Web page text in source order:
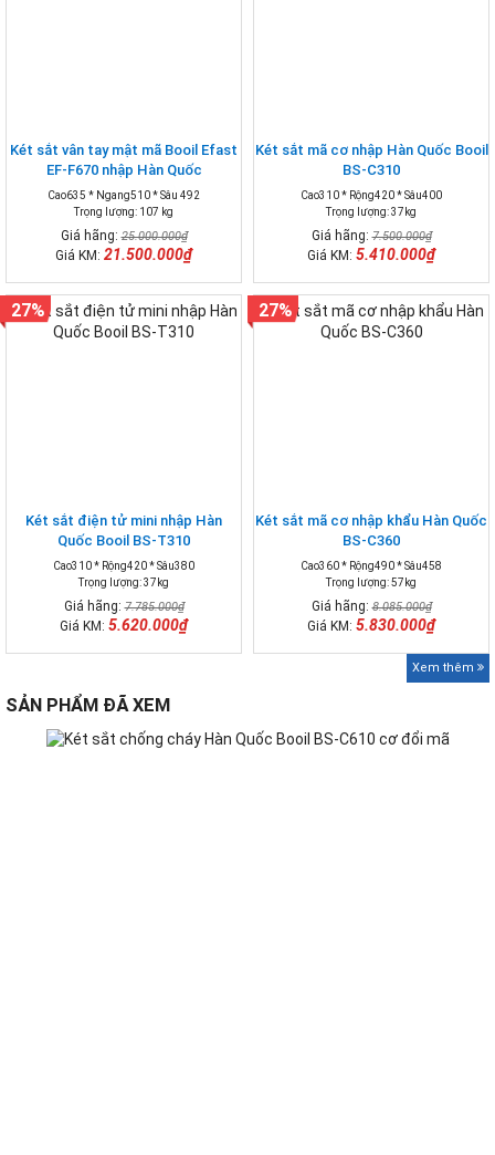
Két sắt vân tay mật mã Booil Efast
EF-F670 nhập Hàn Quốc
Cao635 * Ngang510 * Sâu 492
Trọng lượng: 107 kg
Giá hãng:25.000.000₫
Giá KM: 21.500.000₫
Két sắt mã cơ nhập Hàn Quốc Booil
BS-C310
Cao310 * Rộng420 * Sâu400
Trọng lượng: 37kg
Giá hãng:7.500.000₫
Giá KM: 5.410.000₫
Két sắt điện tử mini nhập Hàn
Quốc Booil BS-T310
Cao310 * Rộng420 * Sâu380
Trọng lượng: 37kg
Giá hãng:7.785.000₫
Giá KM: 5.620.000₫
27%
Két sắt mã cơ nhập khẩu Hàn Quốc
BS-C360
Cao360 * Rộng490 * Sâu458
Trọng lượng: 57kg
Giá hãng:8.085.000₫
Giá KM: 5.830.000₫
27%
Xem thêm
SẢN PHẨM ĐÃ XEM